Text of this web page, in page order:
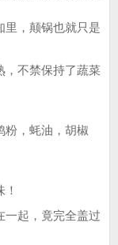
里，颠锅也就只是
不禁保持了蔬菜
，蚝油，胡椒
起，竟完全盖过